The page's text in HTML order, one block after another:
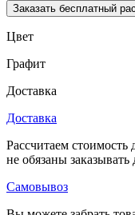
Заказать бесплатный
Цвет
Графит
Доставка
Доставка
Рассчитаем
не обязаны заказывать
Самовывоз